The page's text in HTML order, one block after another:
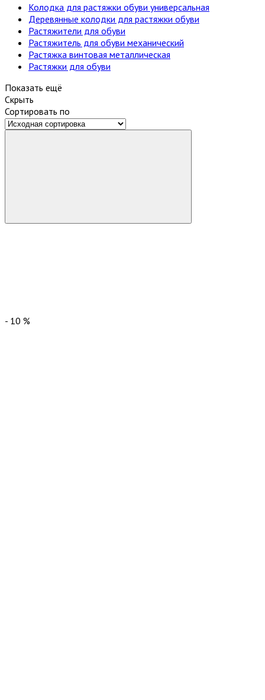
Колодка для растяжки обуви универсальная
Деревянные колодки для растяжки обуви
Растяжители для обуви
Растяжитель для обуви механический
Растяжка винтовая металлическая
Растяжки для обуви
Показать ещё
Скрыть
Сортировать по
- 10 %